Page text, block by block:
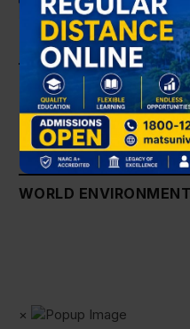
KALINGA
WORLD
×